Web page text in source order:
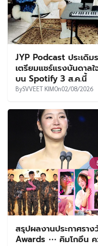
JYP Podcast ประเดิม
เตรียมแชร์แรงบันดาล
บน Spotify 3 ส.ค.นี้
BySVVEET KIMOn02/08/2026
สรุปผลงานประกาศรา
Awards ⋯ คิมโกอึน ค